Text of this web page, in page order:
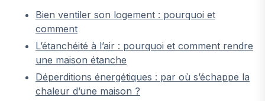
Bien ventiler son logement : pourquoi et
comment
L’étanchéité à l’air : pourquoi et comment rendre
une maison étanche
Déperditions énergétiques : par où s’échappe la
chaleur d’une maison ?